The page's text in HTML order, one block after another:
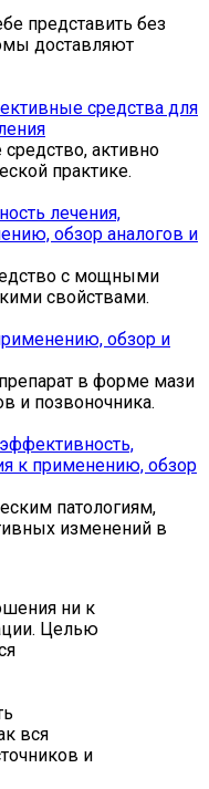
представить без
доставляют
средства для
активно
практике.
лечения,
обзор аналогов и
с мощными
свойствами.
обзор и
в форме мази
и позвоночника.
к применению, обзор
патологиям,
изменений в
ни к
Целью
вся
и